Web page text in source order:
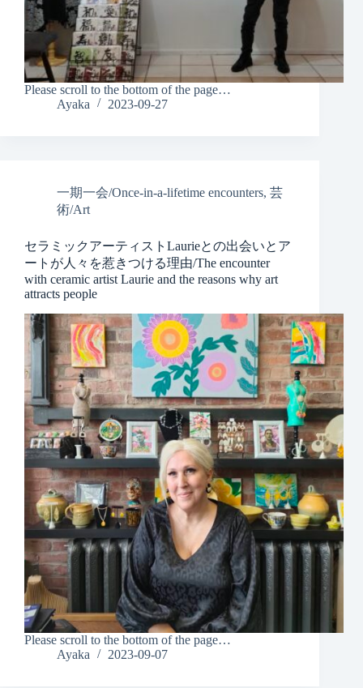
Please scroll to the bottom of the page…
Ayaka
2023-09-27
一期一会/Once-in-a-lifetime encounters, 芸
術/Art
セラミックアーティストLaurieとの出会いとア
ートが人々を惹きつける理由/The encounter
with ceramic artist Laurie and the reasons why art
attracts people
Please scroll to the bottom of the page…
Ayaka
2023-09-07